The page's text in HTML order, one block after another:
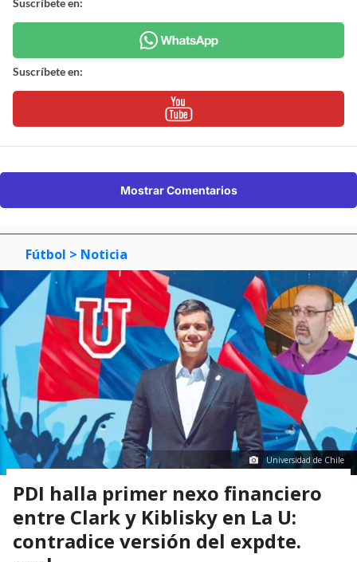
Suscríbete en:
Suscríbete en:
Mostrar Comentarios
Fútbol > Noticia
Universidad de Chile
PDI halla primer nexo financiero
entre Clark y Kiblisky en La U:
contradice versión del expdte.